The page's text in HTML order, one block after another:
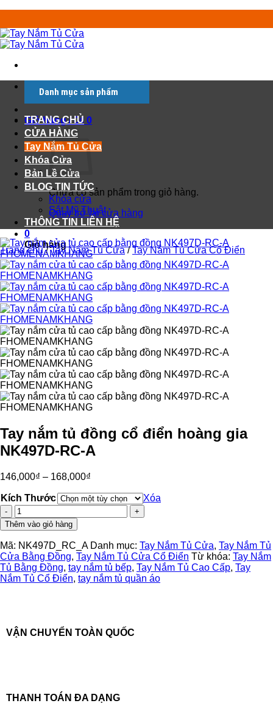
nội
dung
kiếm:
Giỏ hàng /0₫ 0
Chưa có sản phẩm trong giỏ hàng.
Quay trở lại cửa hàng
0
Giỏ hàng
Danh mục sản phẩm
TRANG CHỦ
CỬA HÀNG
Tay Nắm Tủ Cửa
Khóa Cửa
Bản Lề Cửa
BLOG TIN TỨC
Khóa cửa
Sắt Mỹ Thuật
THÔNG TIN LIÊN HỆ
Trang chủ / Tay Nắm Tủ Cửa / Tay Nắm Tủ Cửa Cổ Điển
Tay nắm tủ đồng cổ điển hoàng gia
NK497D-RC-A
146,000₫ – 168,000₫
Kích Thước
Xóa
Tay
nắm
tủ
đồng
cổ
điển
hoàng
gia
số
lượng
Thêm vào giỏ hàng
Mã: NK497D_RC_A Danh mục: Tay Nắm Tủ Cửa, Tay Nắm Tủ
Cửa Bằng Đồng, Tay Nắm Tủ Cửa Cổ Điển Từ khóa: Tay Nắm
Tủ Bằng Đồng, tay nắm tủ bếp, Tay Nắm Tủ Cao Cấp, Tay
Nắm Tủ Cổ Điển, tay nắm tủ quần áo
VẬN CHUYỂN TOÀN QUỐC
THANH TOÁN ĐA DẠNG